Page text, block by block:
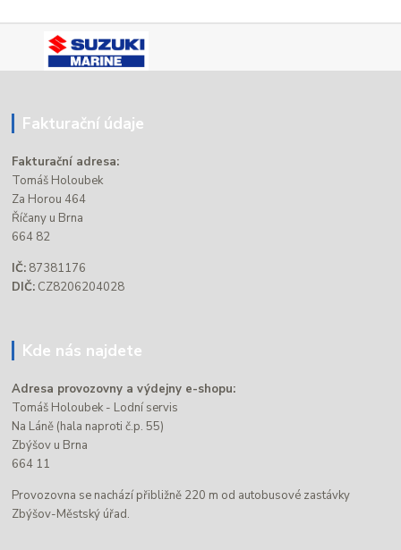
Fakturační údaje
Fakturační adresa:
Tomáš Holoubek
Za Horou 464
Říčany u Brna
664 82
IČ: 87381176
DIČ: CZ8206204028
Kde nás najdete
Adresa provozovny a výdejny e-shopu:
Tomáš Holoubek - Lodní servis
Na Láně (hala naproti č.p. 55)
Zbýšov u Brna
664 11
Provozovna se nachází přibližně 220 m od autobusové zastávky
Zbýšov-Městský úřad.